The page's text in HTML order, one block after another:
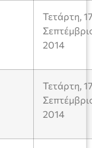
Τετάρτη,
2014
Τετάρτη,
2014